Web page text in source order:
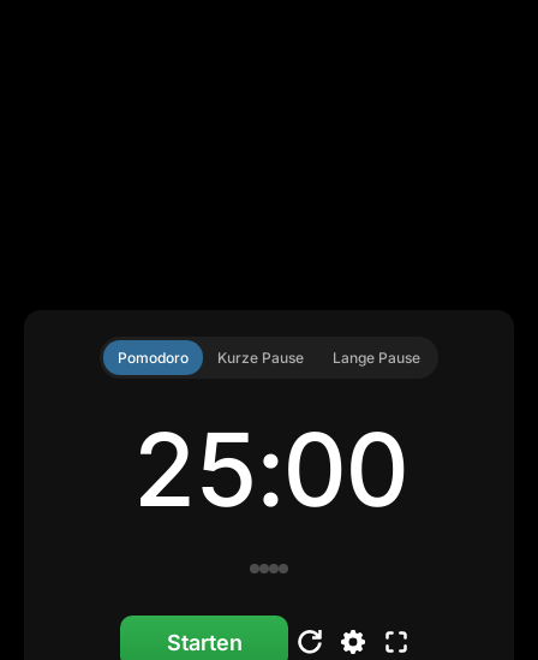
Pomodoro Kurze Pause Lange Pause
25:00
Starten